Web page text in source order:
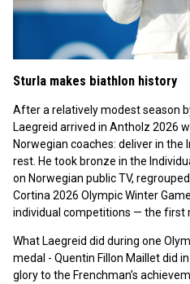
Sturla makes biathlon history
After a relatively modest season
Laegreid arrived in Antholz 2026
Norwegian coaches: deliver in
rest. He took bronze in the
on Norwegian public TV,
Cortina 2026 Olympic Winter
individual competitions — the first
What Laegreid did during one
medal - Quentin Fillon Maillet did
glory to the Frenchman’s